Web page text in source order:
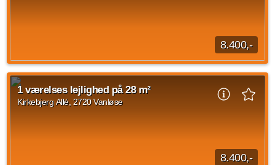
8.400,-
Velkommen til Kirkebjerg Allé – en lys og moderne 1-værelses
bolig med en god og funktionel planløsning. Boligen er
indrettet med et åbent opholdsrum...
Kilde: Lejebolig Mægleren
1 værelses lejlighed på 28 m²
Kirkebjerg Allé, 2720 Vanløse
8.400,-